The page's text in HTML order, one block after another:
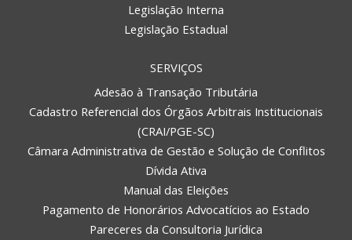
Legislação Interna
Legislação Estadual
SERVIÇOS
Adesão à Transação Tributária
Cadastro Referencial dos Órgãos Arbitrais Institucionais
(CRAI/PGE-SC)
Câmara Administrativa de Gestão e Solução de Conflitos
Dívida Ativa
Manual das Eleições
Pagamento de Honorários Advocatícios ao Estado
Pareceres da Consultoria Jurídica